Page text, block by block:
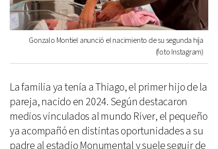
Gonzalo Montiel anunció el nacimiento de su segunda hija
(foto Instagram)
La familia ya tenía a Thiago, el primer hijo de la
pareja, nacido en 2024. Según destacaron
medios vinculados al mundo River, el pequeño
ya acompañó en distintas oportunidades a su
padre al estadio Monumental y suele seguir de